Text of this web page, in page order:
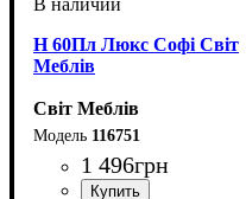
Н 60Пл Люкс Софі Світ
Меблів
Світ Меблів
116751
1 496грн